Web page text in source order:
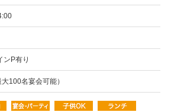
ンP有り
100名宴会可能）